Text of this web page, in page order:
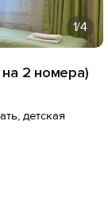
1/4
2 номера)
детская